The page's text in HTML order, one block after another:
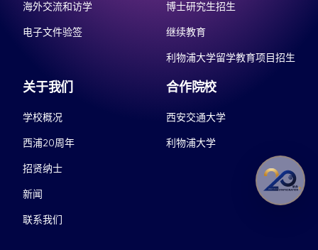
海外交流和访学
电子文件验签
博士研究生招生
继续教育
利物浦大学留学教育项目招生
关于我们
学校概况
西浦20周年
招贤纳士
新闻
联系我们
合作院校
西安交通大学
利物浦大学